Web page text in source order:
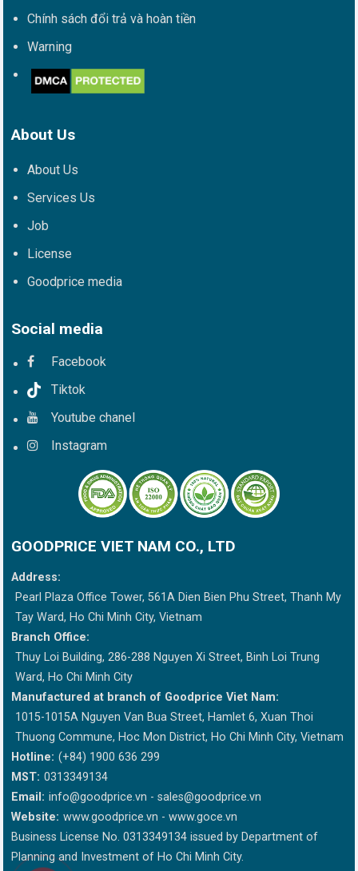
Chính sách đổi trả và hoàn tiền
Warning
About Us
About Us
Services Us
Job
License
Goodprice media
Social media
Facebook
Tiktok
Youtube chanel
Instagram
GOODPRICE VIET NAM CO., LTD
Address:
Pearl Plaza Office Tower, 561A Dien Bien Phu Street, Thanh My
Tay Ward, Ho Chi Minh City, Vietnam
Branch Office:
Thuy Loi Building, 286-288 Nguyen Xi Street, Binh Loi Trung
Ward, Ho Chi Minh City
Manufactured at branch of Goodprice Viet Nam:
1015-1015A Nguyen Van Bua Street, Hamlet 6, Xuan Thoi
Thuong Commune, Hoc Mon District, Ho Chi Minh City, Vietnam
Hotline: (+84) 1900 636 299
MST: 0313349134
Email: info@goodprice.vn - sales@goodprice.vn
Website: www.goodprice.vn - www.goce.vn
Business License No. 0313349134 issued by Department of
Planning and Investment of Ho Chi Minh City.